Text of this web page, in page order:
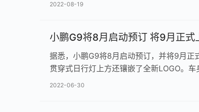
2022-08-19
小鹏G9将8月启动预订 将9月正式
据悉，小鹏G9将8月启动预订，并将9月
贯穿式日行灯上方还镶嵌了全新LOGO。车
2022-06-30